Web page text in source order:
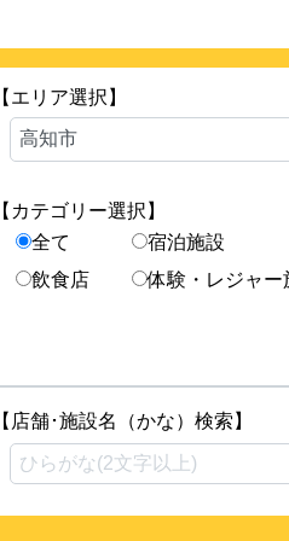
【エリア選択】
【カテゴリー選択】
全て
宿泊施設
飲食店
体験・レジャー
【店舗･施設名（かな）検索】